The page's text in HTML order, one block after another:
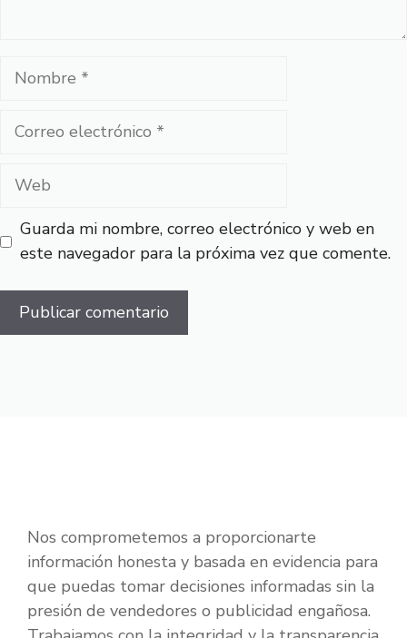
Nombre
Correo
Web
Guarda mi nombre, correo electrónico y web en
este navegador para la próxima vez que comente.
Nos comprometemos a proporcionarte
información honesta y basada en evidencia para
que puedas tomar decisiones informadas sin la
presión de vendedores o publicidad engañosa.